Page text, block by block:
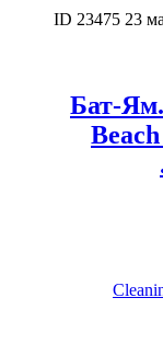
ID 23475 23
Бат-